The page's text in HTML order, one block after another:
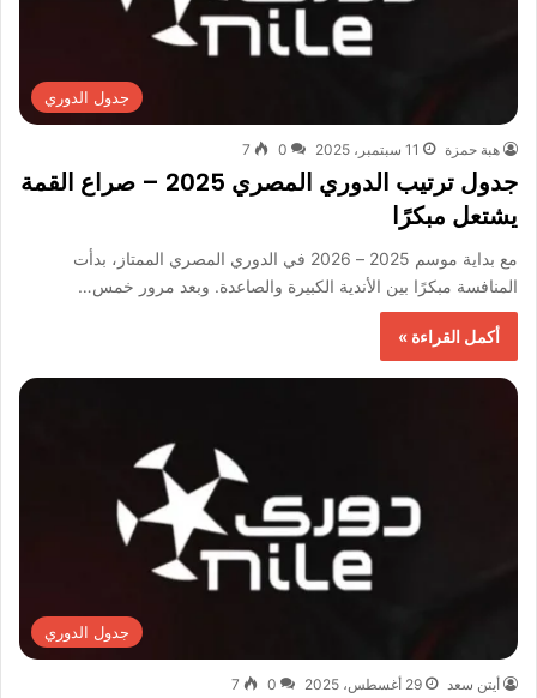
جدول الدوري
هبة حمزة 11 سبتمبر، 2025 0
7
جدول ترتيب الدوري المصري 2025 – صراع القمة
يشتعل مبكرًا
مع بداية موسم 2025 – 2026 في الدوري المصري الممتاز، بدأت
المنافسة مبكرًا بين الأندية الكبيرة والصاعدة. وبعد مرور خمس…
أكمل القراءة »
جدول الدوري
أيتن سعد 29 أغسطس، 2025 0
7